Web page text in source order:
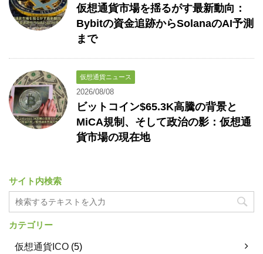
仮想通貨市場を揺るがす最新動向：
Bybitの資金追跡からSolanaのAI予測
まで
仮想通貨ニュース
2026/08/08
ビットコイン$65.3K高騰の背景と
MiCA規制、そして政治の影：仮想通
貨市場の現在地
サイト内検索
カテゴリー
仮想通貨ICO (5)